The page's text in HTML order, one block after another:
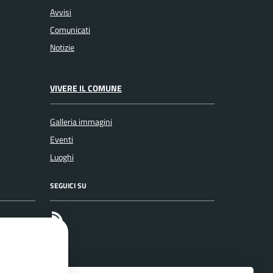
Avvisi
Comunicati
Notizie
VIVERE IL COMUNE
Galleria immagini
Eventi
Luoghi
SEGUICI SU